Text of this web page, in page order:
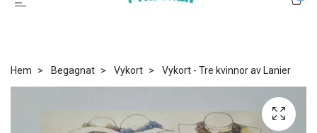
Hem Begagnat Vykort Vykort - Tre kvinnor av Lanier